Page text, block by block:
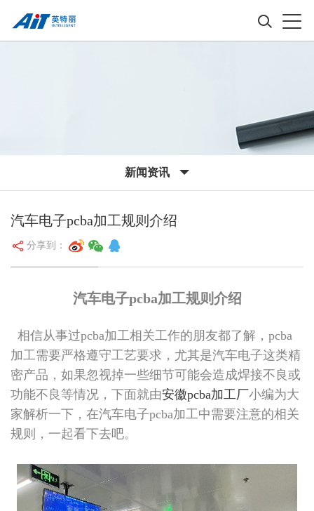
新闻资讯
汽车电子pcba加工规则介绍
分享到：
汽车电子pcba加工规则介绍
相信从事过pcba加工相关工作的朋友都了解，pcba
加工需要严格遵守工艺要求，尤其是汽车电子这类精
密产品，如果忽视掉一些细节可能会造成焊接不良或
功能不良等情况，下面就由安徽pcba加工厂小编为大
家解析一下，在汽车电子pcba加工中需要注意的相关
规则，一起看下去吧。